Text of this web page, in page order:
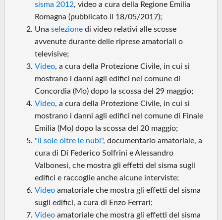
sisma 2012, video a cura della Regione Emilia
Romagna (pubblicato il 18/05/2017);
Unaselezione di video relativi alle scosse
avvenute durante delle riprese amatoriali o
televisive;
Video, a cura della Protezione Civile, in cui si
mostrano i danni agli edifici nel comune di
Concordia (Mo) dopo la scossa del 29 maggio;
Video, a cura della Protezione Civile, in cui si
mostrano i danni agli edifici nel comune di Finale
Emilia (Mo) dopo la scossa del 20 maggio;
"Il sole oltre le nubi", documentario amatoriale, a
cura di Di Federico Solfrini e Alessandro
Valbonesi, che mostra gli effetti del sisma sugli
edifici e raccoglie anche alcune interviste;
Video amatoriale che mostra gli effetti del sisma
sugli edifici, a cura di Enzo Ferrari;
Video amatoriale che mostra gli effetti del sisma